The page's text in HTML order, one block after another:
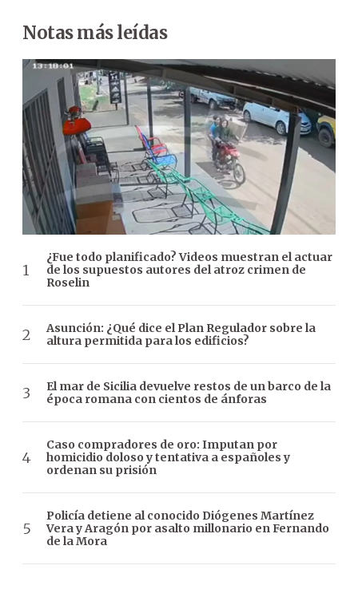
Notas más leídas
¿Fue todo planificado? Videos muestran el actuar
de los supuestos autores del atroz crimen de
Roselin
Asunción: ¿Qué dice el Plan Regulador sobre la
altura permitida para los edificios?
El mar de Sicilia devuelve restos de un barco de la
época romana con cientos de ánforas
Caso compradores de oro: Imputan por
homicidio doloso y tentativa a españoles y
ordenan su prisión
Policía detiene al conocido Diógenes Martínez
Vera y Aragón por asalto millonario en Fernando
de la Mora